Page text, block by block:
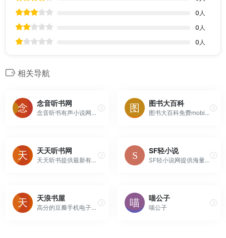
0 人
0 人
0 人
相关导航
念音听书网
念音听书有声小说网站提供有声小说、听书、听小说、听故事在线听服务,汇聚了有声小说、有声读物、名家评书等海量资源,推荐好听的有声小说排行榜,在线听书涨知识,一起听书吧！
图书大百科
图书大百科免费mobiepubpdftxt电子书下载
天天听书网
天天听书提供最新有声小说在线试听，评书在线收听，相声在线收听，名家评书，相声小品，相声小品，评书，戏曲，儿童，鬼故事等有声资源在线连播收听,海量资源,应有尽有,释放双眼,用耳朵聆听声音,支持智能电脑和智能手机在线收听，致力于打造最新最全的有声资源分享网站，做最好的有声小说在线收听！天天听书的最佳选择...
SF轻小说
SF轻小说网提供海量日本轻小说,国产轻小说,动漫小说,轻小说TXT下载,轻小说在线阅读,
天浪书屋
高分的豆瓣手机电子书网站、经典pdf,txt,mobi,epub,kindle电子书免费下载
喵公子
喵公子